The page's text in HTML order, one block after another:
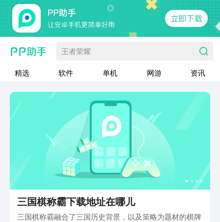
王者荣耀
精选 软件 单机 网游 资讯
三国棋称霸下载地址在哪儿
三国棋称霸融合了三国历史背景，以及策略为题材的棋牌